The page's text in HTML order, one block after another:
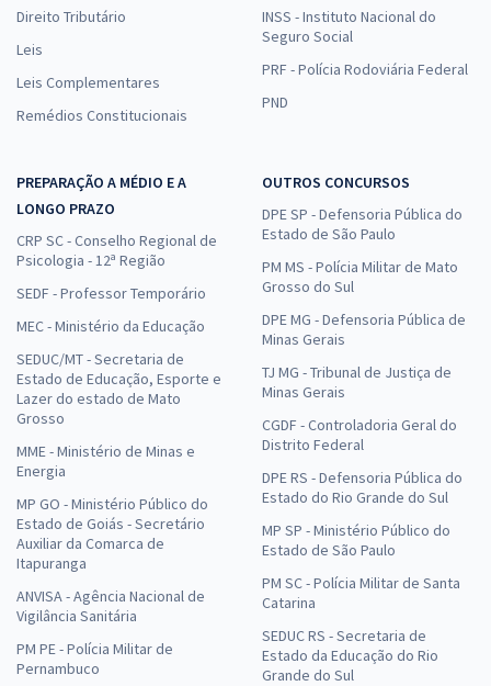
Direito Tributário
Leis
Leis Complementares
Remédios Constitucionais
INSS - Instituto Nacional do
Seguro Social
PRF - Polícia Rodoviária Federal
PND
PREPARAÇÃO A MÉDIO E A
LONGO PRAZO
CRP SC - Conselho Regional de
Psicologia - 12ª Região
SEDF - Professor Temporário
MEC - Ministério da Educação
SEDUC/MT - Secretaria de
Estado de Educação, Esporte e
Lazer do estado de Mato
Grosso
MME - Ministério de Minas e
Energia
MP GO - Ministério Público do
Estado de Goiás - Secretário
Auxiliar da Comarca de
Itapuranga
ANVISA - Agência Nacional de
Vigilância Sanitária
PM PE - Polícia Militar de
Pernambuco
OUTROS CONCURSOS
DPE SP - Defensoria Pública do
Estado de São Paulo
PM MS - Polícia Militar de Mato
Grosso do Sul
DPE MG - Defensoria Pública de
Minas Gerais
TJ MG - Tribunal de Justiça de
Minas Gerais
CGDF - Controladoria Geral do
Distrito Federal
DPE RS - Defensoria Pública do
Estado do Rio Grande do Sul
MP SP - Ministério Público do
Estado de São Paulo
PM SC - Polícia Militar de Santa
Catarina
SEDUC RS - Secretaria de
Estado da Educação do Rio
Grande do Sul